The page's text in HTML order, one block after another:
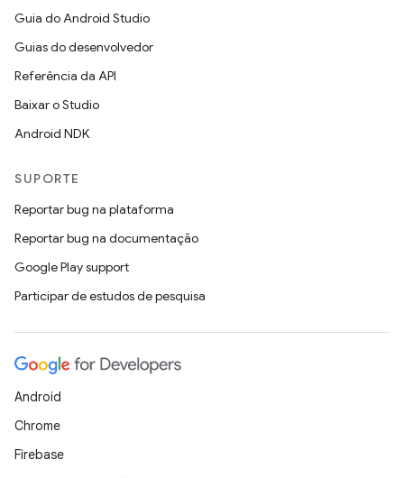
Guia do Android Studio
Guias do desenvolvedor
Referência da API
Baixar o Studio
Android NDK
SUPORTE
Reportar bug na plataforma
Reportar bug na documentação
Google Play support
Participar de estudos de pesquisa
Android
Chrome
Firebase